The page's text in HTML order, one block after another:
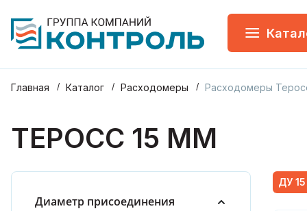
Главная Каталог Расходомеры Расходомеры
ТЕРОСС 15 ММ
Диаметр присоединения
ДУ 15